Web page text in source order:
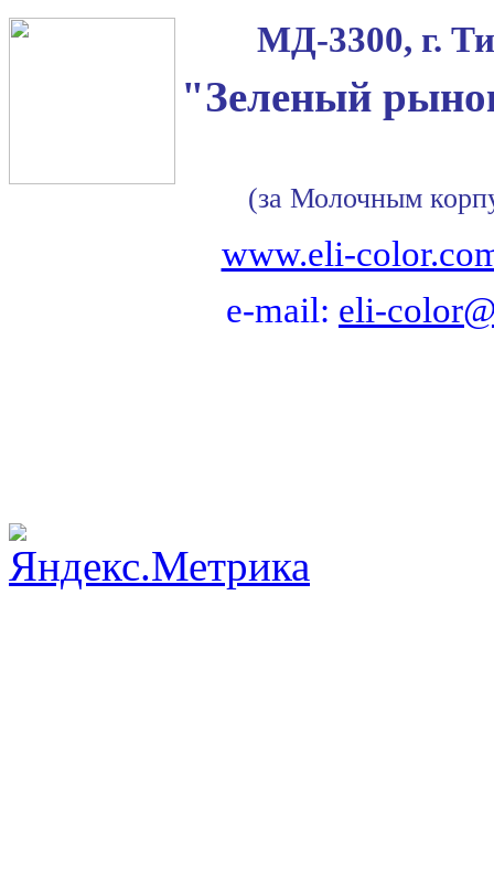
МД-3300, г.
"Зеленый
(за Молочным
www.eli-
e-mail: eli-